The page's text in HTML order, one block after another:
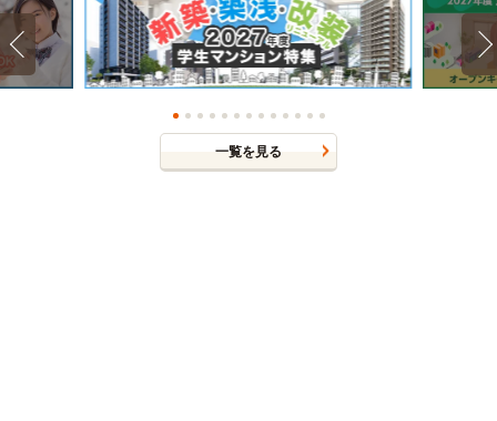
一覧を見る